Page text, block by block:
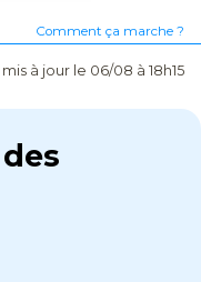
Comment ça marche ?
mis à jour le 06/08 à 18h15